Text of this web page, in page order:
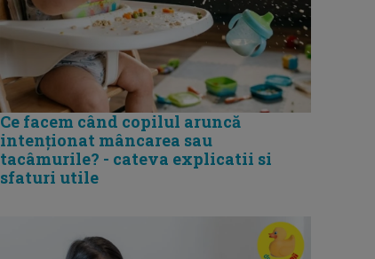
Ce facem când copilul aruncă
intenționat mâncarea sau
tacâmurile? - cateva explicatii si
sfaturi utile